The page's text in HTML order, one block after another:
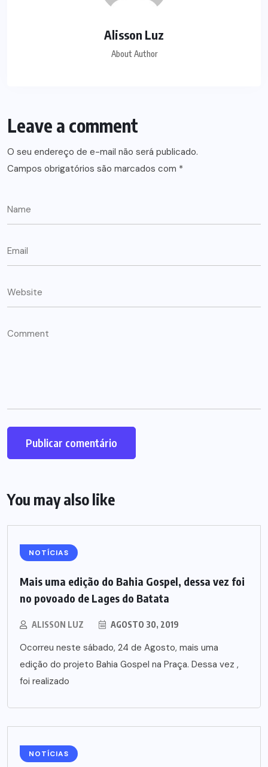
Alisson Luz
About Author
Leave a comment
O seu endereço de e-mail não será publicado.
Campos obrigatórios são marcados com *
You may also like
NOTÍCIAS
Mais uma edição do Bahia Gospel, dessa vez foi
no povoado de Lages do Batata
ALISSON LUZ AGOSTO 30, 2019
Ocorreu neste sábado, 24 de Agosto, mais uma
edição do projeto Bahia Gospel na Praça. Dessa vez ,
foi realizado
NOTÍCIAS